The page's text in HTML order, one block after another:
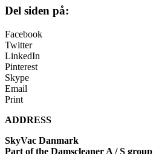
Del siden på:
Facebook
Twitter
LinkedIn
Pinterest
Skype
Email
Print
ADDRESS
SkyVac Danmark
Part of the Damscleaner A / S group